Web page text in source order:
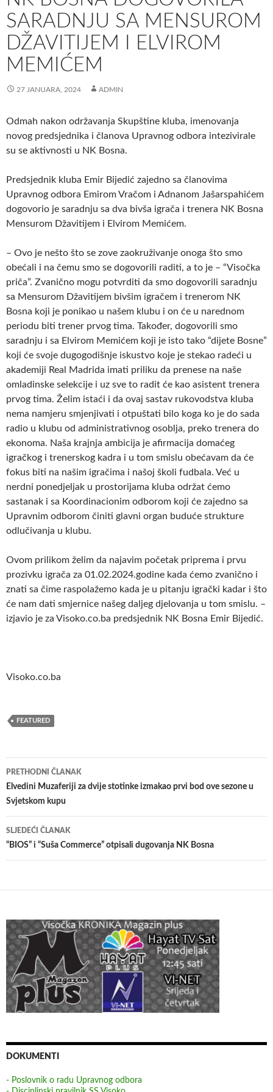
SARADNJU SA MENSUROM
DŽAVITIJEM I ELVIROM
MEMIĆEM
27 JANUARA, 2024 ADMIN
Odmah nakon održavanja Skupštine kluba, imenovanja
novog predsjednika i članova Upravnog odbora intezivirale
su se aktivnosti u NK Bosna.
Predsjednik kluba Emir Bijedić zajedno sa članovima
Upravnog odbora Emirom Vračom i Adnanom Jašarspahićem
dogovorio je saradnju sa dva bivša igrača i trenera NK Bosna
Mensurom Džavitijem i Elvirom Memićem.
– Ovo je nešto što se zove zaokruživanje onoga što smo
obećali i na čemu smo se dogovorili raditi, a to je – “Visočka
priča”. Zvanično mogu potvrditi da smo dogovorili saradnju
sa Mensurom Džavitijem bivšim igračem i trenerom NK
Bosna koji je ponikao u našem klubu i on će u narednom
periodu biti trener prvog tima. Također, dogovorili smo
saradnju i sa Elvirom Memićem koji je isto tako “dijete Bosne”
koji će svoje dugogodišnje iskustvo koje je stekao radeći u
akademiji Real Madrida imati priliku da prenese na naše
omladinske selekcije i uz sve to radit će kao asistent trenera
prvog tima. Želim istaći i da ovaj sastav rukovodstva kluba
nema namjeru smjenjivati i otpuštati bilo koga ko je do sada
radio u klubu od administrativnog osoblja, preko trenera do
ekonoma. Naša krajnja ambicija je afirmacija domaćeg
igračkog i trenerskog kadra i u tom smislu obećavam da će
fokus biti na našim igračima i našoj školi fudbala. Već u
nerdni ponedjeljak u prostorijama kluba održat ćemo
sastanak i sa Koordinacionim odborom koji će zajedno sa
Upravnim odborom činiti glavni organ buduće strukture
odlučivanja u klubu.
Ovom prilikom želim da najavim početak priprema i prvu
prozivku igrača za 01.02.2024.godine kada ćemo zvanično i
znati sa čime raspolažemo kada je u pitanju igrački kadar i što
će nam dati smjernice našeg daljeg djelovanja u tom smislu. –
izjavio je za Visoko.co.ba predsjednik NK Bosna Emir Bijedić.
Visoko.co.ba
FEATURED
Navigacija
članaka
PRETHODNI ČLANAK
Elvedini Muzaferiji za dvije stotinke izmakao prvi bod ove sezone u
Svjetskom kupu
SLJEDEĆI ČLANAK
“BIOS” i “Suša Commerce” otpisali dugovanja NK Bosna
DOKUMENTI
- Poslovnik o radu Upravnog odbora